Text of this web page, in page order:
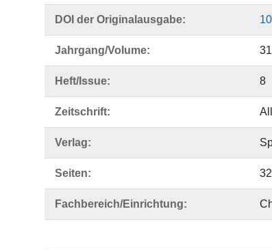
DOI der Originalausgabe:
Jahrgang/Volume: 31
Heft/Issue: 8
Zeitschrift:
Verlag:
Seiten:
Fachbereich/Einrichtung: